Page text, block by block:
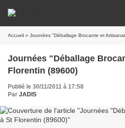
Accueil » Journées "Déballage Brocante et
Journées "Déballage
Florentin (89600)
Publié le 30/11/2011 à 17:58
Par JADIS